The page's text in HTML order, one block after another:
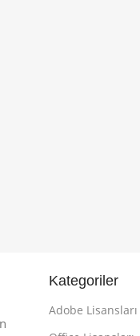
Kategoriler
Adobe Lisansları